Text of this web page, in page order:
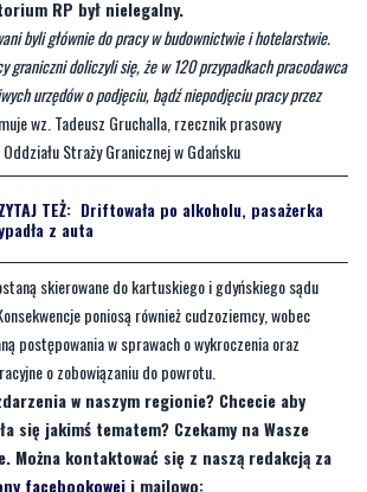
urzędów o podjęciu, bądź niepodjęciu pracy przez
wz. Tadeusz Gruchalla, rzecznik prasowy
Straży Granicznej w Gdańsku
TEŻ: Driftowała po alkoholu, pasażerka
z auta
skierowane do kartuskiego i gdyńskiego sądu
poniosą również cudzoziemcy, wobec
postępowania w sprawach o wykroczenia oraz
o zobowiązaniu do powrotu.
w naszym regionie? Chcecie aby
się jakimś tematem? Czekamy na Wasze
Można kontaktować się z naszą redakcją za
facebookoweji mailowo:
. Dyżurujemy także pod numerem